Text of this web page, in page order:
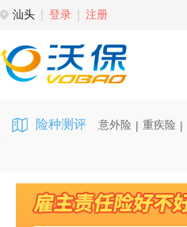
汕头 登录 注册
险种测评 意外险 | 重疾险 |